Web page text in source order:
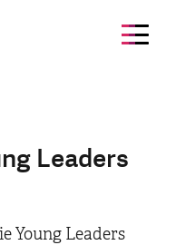
Leaders
Young Leaders